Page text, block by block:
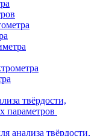
твёрдости,
параметров
анализа твёрдости,